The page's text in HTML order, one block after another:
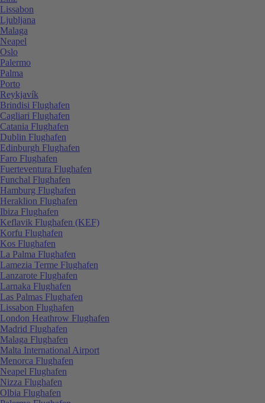
Lissabon
Ljubljana
Malaga
Neapel
Oslo
Palermo
Palma
Porto
Reykjavík
Brindisi Flughafen
Cagliari Flughafen
Catania Flughafen
Dublin Flughafen
Edinburgh Flughafen
Faro Flughafen
Fuerteventura Flughafen
Funchal Flughafen
Hamburg Flughafen
Heraklion Flughafen
Ibiza Flughafen
Keflavik Flughafen (KEF)
Korfu Flughafen
Kos Flughafen
La Palma Flughafen
Lamezia Terme Flughafen
Lanzarote Flughafen
Larnaka Flughafen
Las Palmas Flughafen
Lissabon Flughafen
London Heathrow Flughafen
Madrid Flughafen
Malaga Flughafen
Malta International Airport
Menorca Flughafen
Neapel Flughafen
Nizza Flughafen
Olbia Flughafen